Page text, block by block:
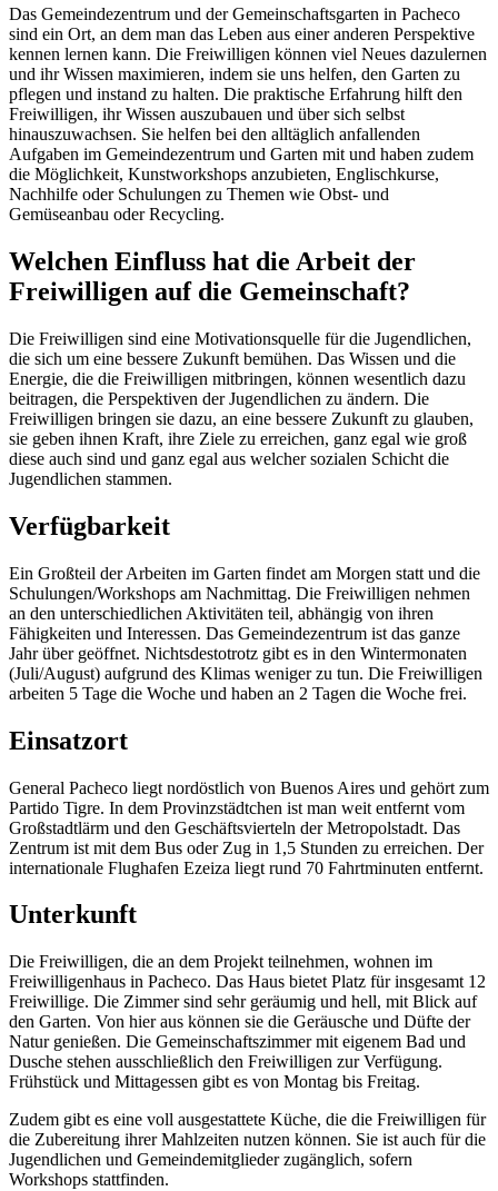
Das Gemeindezentrum und der Gemeinschaftsgarten in Pacheco
sind ein Ort, an dem man das Leben aus einer anderen Perspektive
kennen lernen kann. Die Freiwilligen können viel Neues dazulernen
und ihr Wissen maximieren, indem sie uns helfen, den Garten zu
pflegen und instand zu halten. Die praktische Erfahrung hilft den
Freiwilligen, ihr Wissen auszubauen und über sich selbst
hinauszuwachsen. Sie helfen bei den alltäglich anfallenden
Aufgaben im Gemeindezentrum und Garten mit und haben zudem
die Möglichkeit, Kunstworkshops anzubieten, Englischkurse,
Nachhilfe oder Schulungen zu Themen wie Obst- und
Gemüseanbau oder Recycling.
Welchen Einfluss hat die Arbeit der
Freiwilligen auf die Gemeinschaft?
Die Freiwilligen sind eine Motivationsquelle für die Jugendlichen,
die sich um eine bessere Zukunft bemühen. Das Wissen und die
Energie, die die Freiwilligen mitbringen, können wesentlich dazu
beitragen, die Perspektiven der Jugendlichen zu ändern. Die
Freiwilligen bringen sie dazu, an eine bessere Zukunft zu glauben,
sie geben ihnen Kraft, ihre Ziele zu erreichen, ganz egal wie groß
diese auch sind und ganz egal aus welcher sozialen Schicht die
Jugendlichen stammen.
Verfügbarkeit
Ein Großteil der Arbeiten im Garten findet am Morgen statt und die
Schulungen/Workshops am Nachmittag. Die Freiwilligen nehmen
an den unterschiedlichen Aktivitäten teil, abhängig von ihren
Fähigkeiten und Interessen. Das Gemeindezentrum ist das ganze
Jahr über geöffnet. Nichtsdestotrotz gibt es in den Wintermonaten
(Juli/August) aufgrund des Klimas weniger zu tun. Die Freiwilligen
arbeiten 5 Tage die Woche und haben an 2 Tagen die Woche frei.
Einsatzort
General Pacheco liegt nordöstlich von Buenos Aires und gehört zum
Partido Tigre. In dem Provinzstädtchen ist man weit entfernt vom
Großstadtlärm und den Geschäftsvierteln der Metropolstadt. Das
Zentrum ist mit dem Bus oder Zug in 1,5 Stunden zu erreichen. Der
internationale Flughafen Ezeiza liegt rund 70 Fahrtminuten entfernt.
Unterkunft
Die Freiwilligen, die an dem Projekt teilnehmen, wohnen im
Freiwilligenhaus in Pacheco. Das Haus bietet Platz für insgesamt 12
Freiwillige. Die Zimmer sind sehr geräumig und hell, mit Blick auf
den Garten. Von hier aus können sie die Geräusche und Düfte der
Natur genießen. Die Gemeinschaftszimmer mit eigenem Bad und
Dusche stehen ausschließlich den Freiwilligen zur Verfügung.
Frühstück und Mittagessen gibt es von Montag bis Freitag.
Zudem gibt es eine voll ausgestattete Küche, die die Freiwilligen für
die Zubereitung ihrer Mahlzeiten nutzen können. Sie ist auch für die
Jugendlichen und Gemeindemitglieder zugänglich, sofern
Workshops stattfinden.